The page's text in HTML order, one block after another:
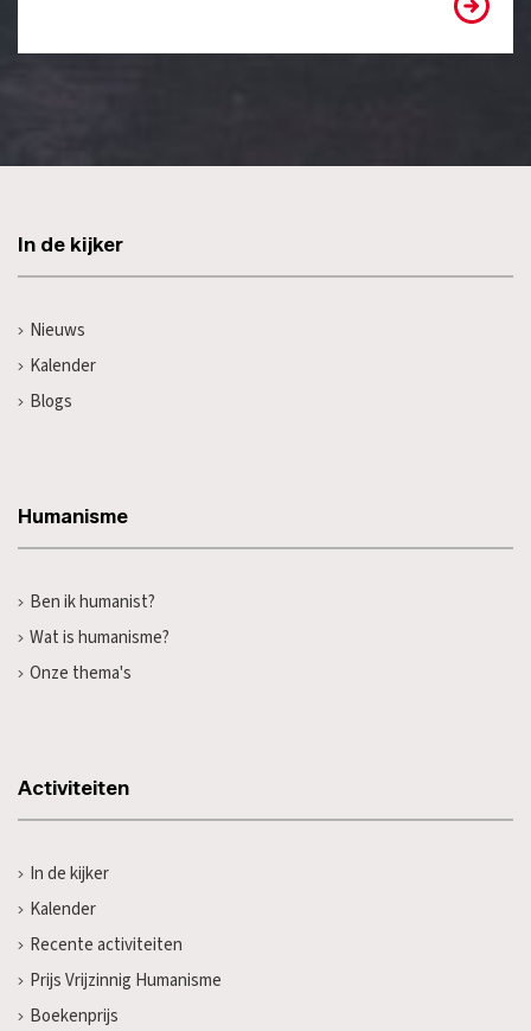
In de kijker
Nieuws
Kalender
Blogs
Humanisme
Ben ik humanist?
Wat is humanisme?
Onze thema's
Activiteiten
In de kijker
Kalender
Recente activiteiten
Prijs Vrijzinnig Humanisme
Boekenprijs